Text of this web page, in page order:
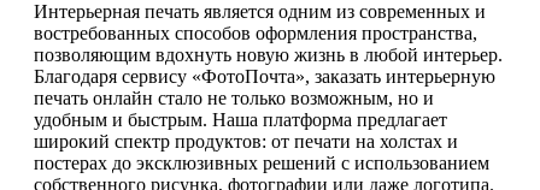
Интерьерная печать является одним из современных и
востребованных способов оформления пространства,
позволяющим вдохнуть новую жизнь в любой интерьер.
Благодаря сервису «ФотоПочта», заказать интерьерную
печать онлайн стало не только возможным, но и
удобным и быстрым. Наша платформа предлагает
широкий спектр продуктов: от печати на холстах и
постерах до эксклюзивных решений с использованием
собственного рисунка, фотографии или даже логотипа.